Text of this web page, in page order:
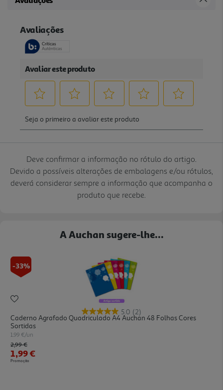
Deve confirmar a informação no rótulo do artigo.
Devido a possíveis alterações de embalagens e/ou rótulos,
deverá considerar sempre a informação que acompanha o
produto que recebe.
A Auchan sugere-lhe...
-33%
5.0 (2)
Caderno Agrafado Quadriculado A4 Auchan 48 Folhas Cores
Sortidas
1.99 €/un
Price reduced from
2,99 €to
1,99 €
Promoção